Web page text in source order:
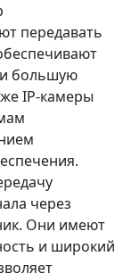
передавать
и большую
IP-камеры
через
Они имеют
и широкий